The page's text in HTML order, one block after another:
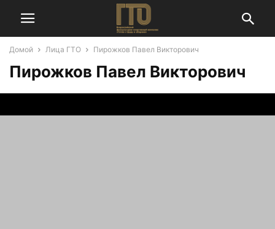
Домой Лица ГТО Пирожков Павел Викторович
Пирожков Павел Викторович